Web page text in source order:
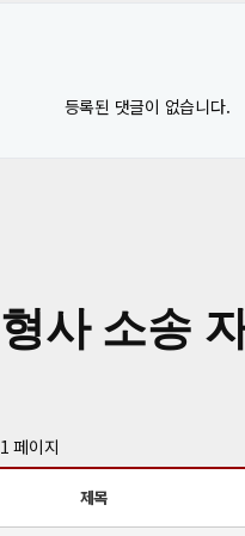
등록된 댓글이 없습니다.
형사 소송
1 페이지
제목